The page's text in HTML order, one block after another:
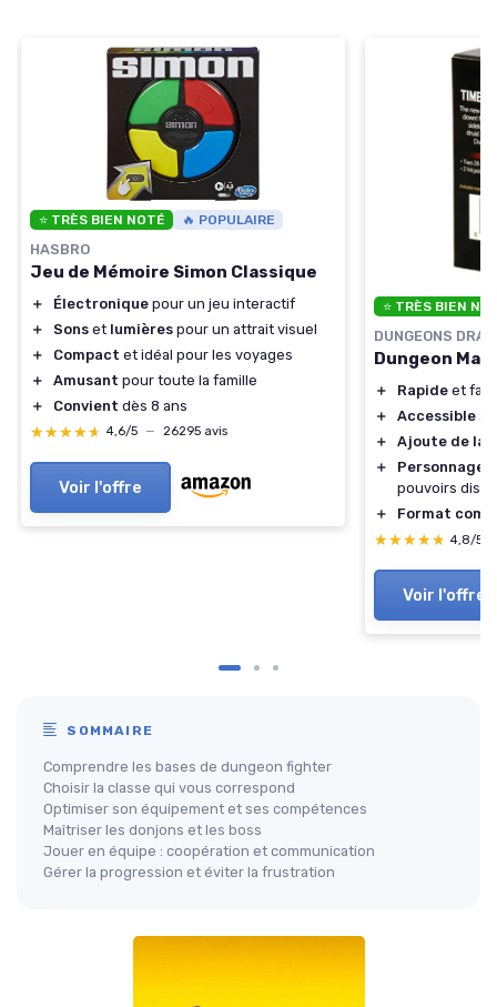
⭐ TRÈS BIEN NOTÉ 🔥 POPULAIRE
HASBRO
Jeu de Mémoire Simon Classique
＋ Électronique pour un jeu interactif
＋
Sons et lumières pour un attrait visuel
＋
Compact et idéal pour les voyages
＋
Amusant pour toute la famille
＋
Convient dès 8 ans
★★★★★
★★★★★ 4,6/5 — 26295 avis
Voir l'offre
⭐ TRÈS BIEN
DUNGEONS
Dungeon
＋ Rapide et
＋
Accessible
＋
Ajoute de la
＋
pouvoirs
＋
Format
★★★★★
★★★★★ 4,8/5
Voir l'offre
SOMMAIRE
Comprendre les bases de dungeon fighter
Choisir la classe qui vous correspond
Optimiser son équipement et ses compétences
Maîtriser les donjons et les boss
Jouer en équipe : coopération et communication
Gérer la progression et éviter la frustration